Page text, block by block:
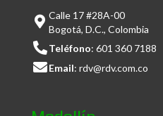
Calle 17 #28A-00
Bogotá, D.C., Colombia
Teléfono: 601 360 7188
Email: rdv@rdv.com.co